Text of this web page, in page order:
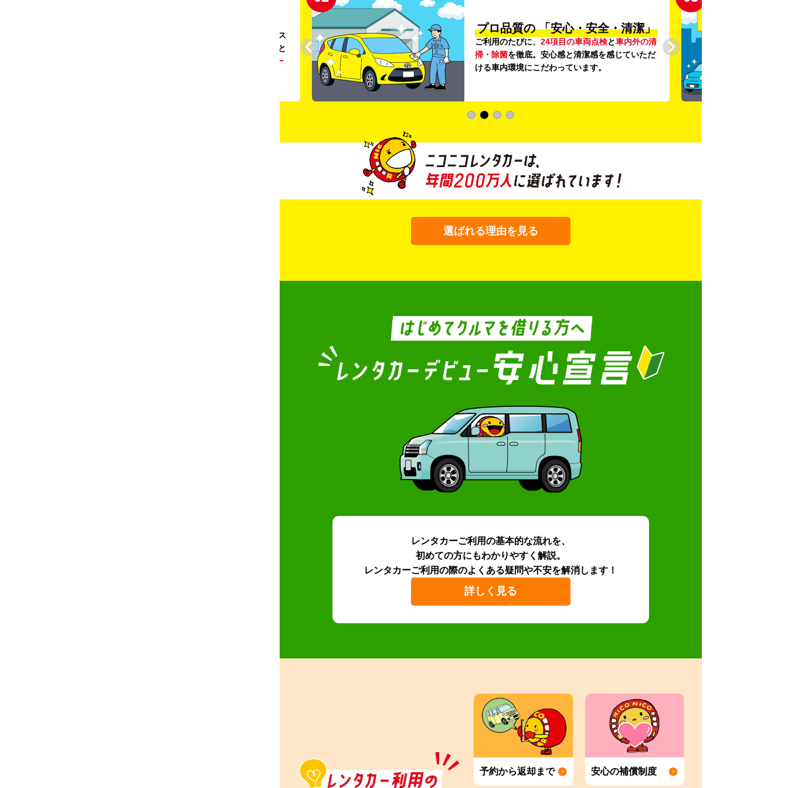
。ガソリンス
タンドや整備工場の既存インフラを活用すること
リー
プロ品質の 「安心・安全・清潔」
ご利用のたびに、 24項目の車両点検と車内外の清
掃・除菌を徹底。安心感と清潔感を感じていただ
ける車内環境にこだわっています。
選ばれる理由を見る
レンタカーご利用の基本的な流れを、
初めての方にもわかりやすく解説。
レンタカーご利用の際のよくある疑問や不安を解消します！
詳しく見る
予約から返却まで 安心の補償制度